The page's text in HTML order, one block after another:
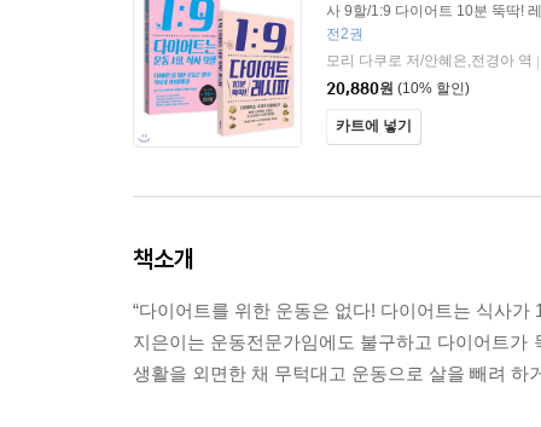
사 9할/1:9 다이어트 10분 뚝딱!
전2권
모리 다쿠로 저/안혜은,전경아 역
20,880원 (10% 할인)
카트에 넣기
책소개
“다이어트를 위한 운동은 없다! 다이어트는 식사가
지은이는 운동전문가임에도 불구하고 다이어트
생활을 외면한 채 무턱대고 운동으로 살을 빼려